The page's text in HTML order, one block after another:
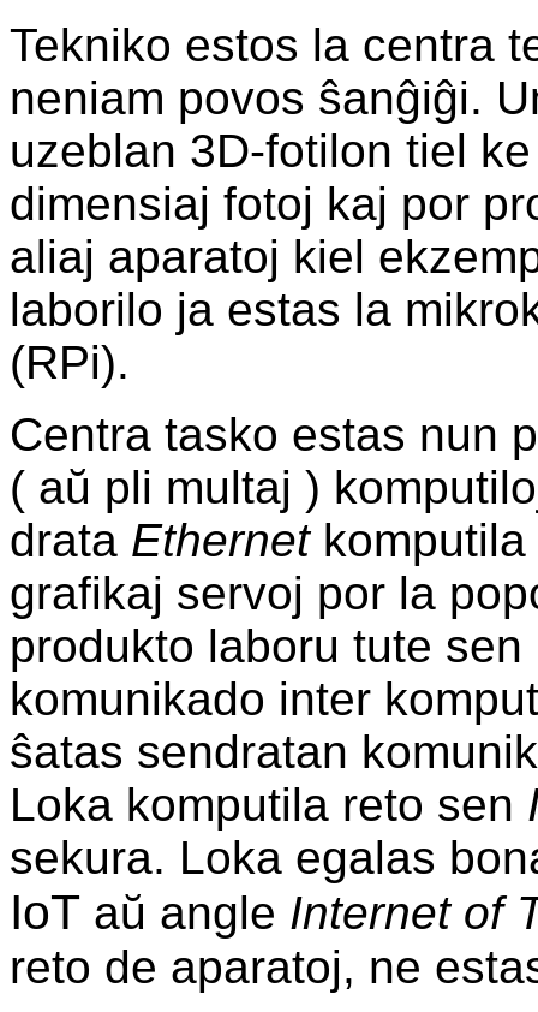
Tekniko estos la centra
neniam povos ŝanĝiĝi.
uzeblan 3D-fotilon tiel
dimensiaj fotoj kaj por
aliaj aparatoj kiel
laborilo ja estas la
(RPi).
Centra tasko estas nun
( aŭ pli multaj )
drata Ethernetkomputila
grafikaj servoj por la
produkto laboru tute
komunikado inter
ŝatas sendratan
Loka komputila reto sen
sekura. Loka egalas
IoT aŭ angle Internet of
reto de aparatoj, ne